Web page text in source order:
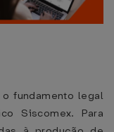
fundamento legal
Siscomex. Para